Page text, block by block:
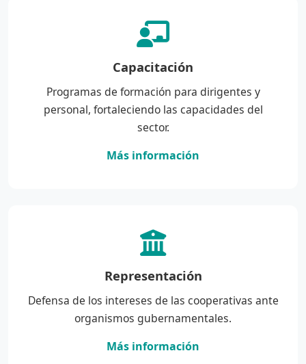
Capacitación
Programas de formación para dirigentes y
personal, fortaleciendo las capacidades del
sector.
Más información
Representación
Defensa de los intereses de las cooperativas ante
organismos gubernamentales.
Más información